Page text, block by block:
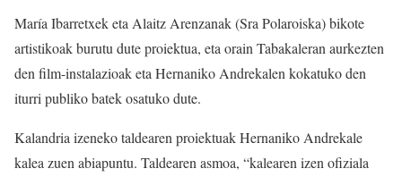
María Ibarretxek eta Alaitz Arenzanak (Sra Polaroiska) bikote
artistikoak burutu dute proiektua, eta orain Tabakaleran aurkezten
den film-instalazioak eta Hernaniko Andrekalen kokatuko den
iturri publiko batek osatuko dute.
Kalandria izeneko taldearen proiektuak Hernaniko Andrekale
kalea zuen abiapuntu. Taldearen asmoa, “kalearen izen ofiziala